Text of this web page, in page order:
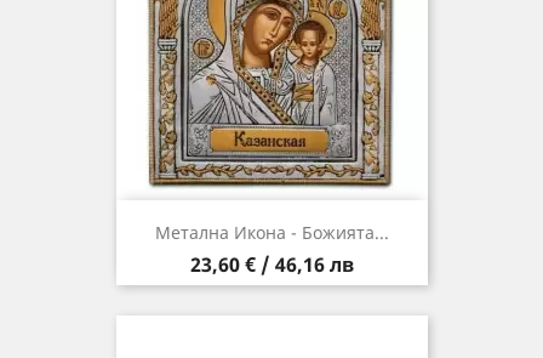
Метална Икона - Божията...
Цена
23,60 € / 46,16 лв